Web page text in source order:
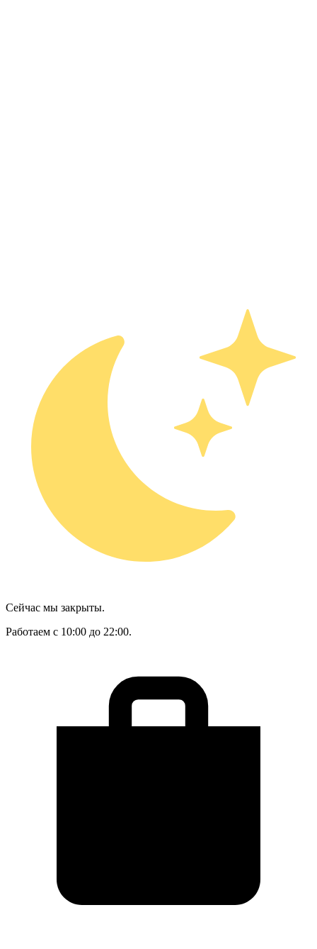
Сейчас мы закрыты.
Работаем с 10:00 до 22:00.